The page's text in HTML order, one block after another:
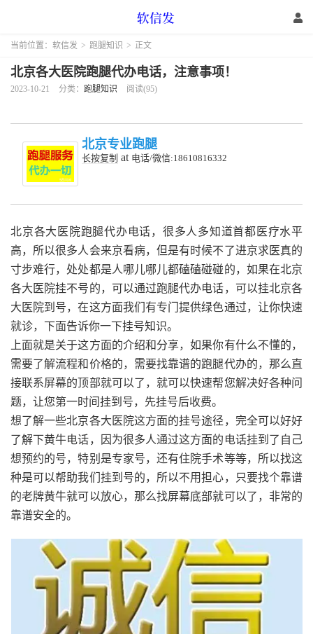
当前位置： 软信发 > 跑腿知识 > 正文
北京各大医院跑腿代办电话，注意事项！
2023-10-21 分类： 跑腿知识 阅读(95)
北京专业跑腿
长按复制 at 电话/微信:18610816332
北京各大医院跑腿代办电话，很多人多知道首都医疗水平
高，所以很多人会来京看病，但是有时候不了进京求医真的
寸步难行，处处都是人哪儿哪儿都磕磕碰碰的，如果在北京
各大医院挂不号的，可以通过跑腿代办电话，可以挂北京各
大医院到号，在这方面我们有专门提供绿色通过，让你快速
就诊，下面告诉你一下挂号知识。
上面就是关于这方面的介绍和分享，如果你有什么不懂的，
需要了解流程和价格的，需要找靠谱的跑腿代办的，那么直
接联系屏幕的顶部就可以了，就可以快速帮您解决好各种问
题，让您第一时间挂到号，先挂号后收费。
想了解一些北京各大医院这方面的挂号途径，完全可以好好
了解下黄牛电话，因为很多人通过这方面的电话挂到了自己
想预约的号，特别是专家号，还有住院手术等等，所以找这
种是可以帮助我们挂到号的，所以不用担心，只要找个靠谱
的老牌黄牛就可以放心，那么找屏幕底部就可以了，非常的
靠谱安全的。